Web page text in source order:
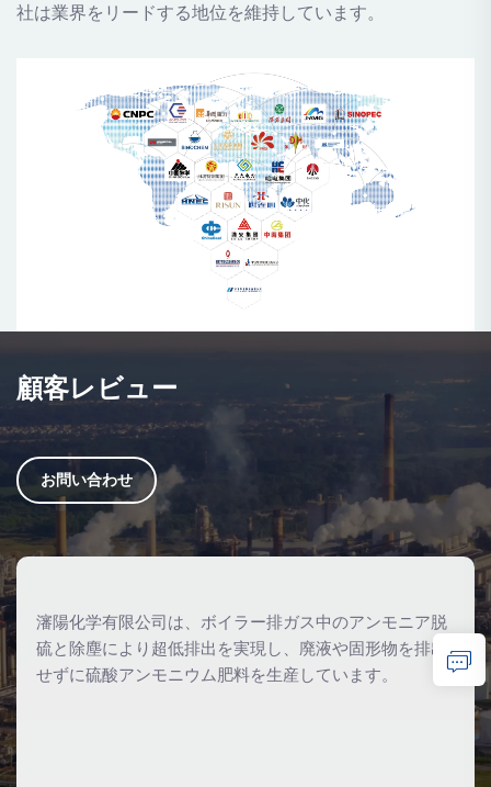
社は業界をリードする地位を維持しています。
顧客レビュー
お問い合わせ
瀋陽化学有限公司は、ボイラー排ガス中のアンモニア脱
硫と除塵により超低排出を実現し、廃液や固形物を排出
せずに硫酸アンモニウム肥料を生産しています。